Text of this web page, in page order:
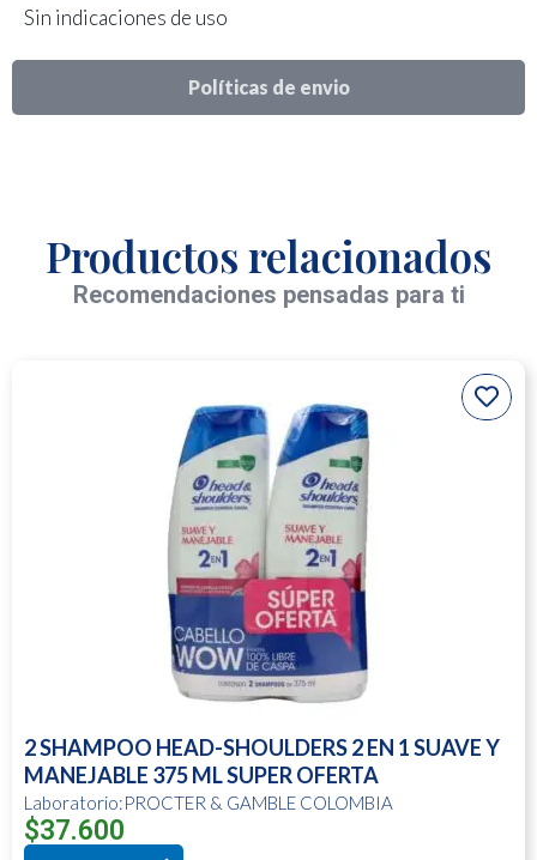
Políticas de envio
Sin indicaciones de uso
Productos relacionados
Recomendaciones pensadas para ti
2 SHAMPOO HEAD-SHOULDERS 2 EN 1 SUAVE Y
MANEJABLE 375 ML SUPER OFERTA
Laboratorio:PROCTER & GAMBLE COLOMBIA
$37.600